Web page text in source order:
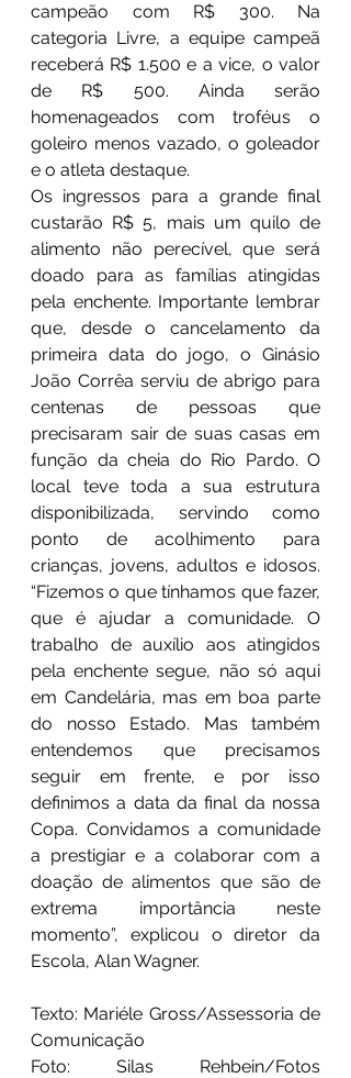
campeão com R$ 300. Na
categoria Livre, a equipe campeã
receberá R$ 1.500 e a vice, o valor
de R$ 500. Ainda serão
homenageados com troféus o
goleiro menos vazado, o goleador
e o atleta destaque.
Os ingressos para a grande final
custarão R$ 5, mais um quilo de
alimento não perecível, que será
doado para as famílias atingidas
pela enchente. Importante lembrar
que, desde o cancelamento da
primeira data do jogo, o Ginásio
João Corrêa serviu de abrigo para
centenas de pessoas que
precisaram sair de suas casas em
função da cheia do Rio Pardo. O
local teve toda a sua estrutura
disponibilizada, servindo como
ponto de acolhimento para
crianças, jovens, adultos e idosos.
“Fizemos o que tínhamos que fazer,
que é ajudar a comunidade. O
trabalho de auxílio aos atingidos
pela enchente segue, não só aqui
em Candelária, mas em boa parte
do nosso Estado. Mas também
entendemos que precisamos
seguir em frente, e por isso
definimos a data da final da nossa
Copa. Convidamos a comunidade
a prestigiar e a colaborar com a
doação de alimentos que são de
extrema importância neste
momento”, explicou o diretor da
Escola, Alan Wagner.
Texto: Mariéle Gross/Assessoria de
Comunicação
Foto: Silas Rehbein/Fotos